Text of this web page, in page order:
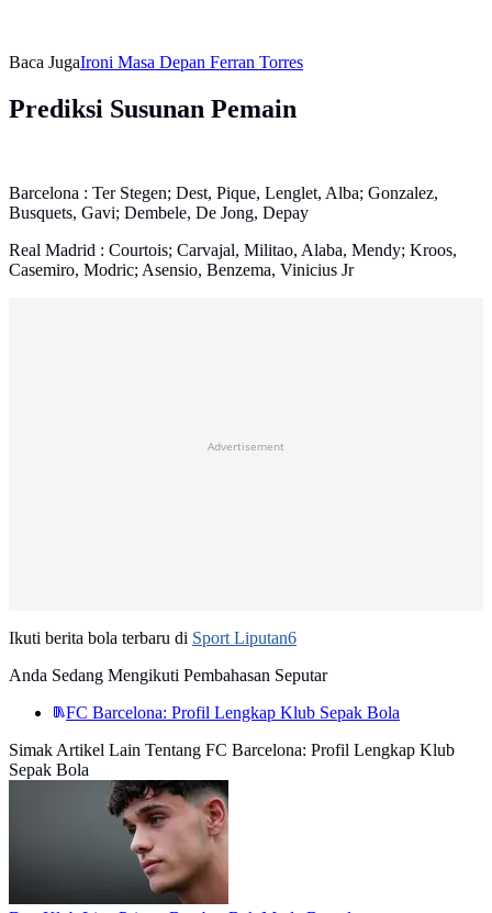
Baca JugaIroni Masa Depan Ferran Torres
Prediksi Susunan Pemain
Barcelona : Ter Stegen; Dest, Pique, Lenglet, Alba; Gonzalez,
Busquets, Gavi; Dembele, De Jong, Depay
Real Madrid : Courtois; Carvajal, Militao, Alaba, Mendy; Kroos,
Casemiro, Modric; Asensio, Benzema, Vinicius Jr
Advertisement
Ikuti berita bola terbaru di Sport Liputan6
Anda Sedang Mengikuti Pembahasan Seputar
FC Barcelona: Profil Lengkap Klub Sepak Bola
Simak Artikel Lain Tentang FC Barcelona: Profil Lengkap Klub
Sepak Bola